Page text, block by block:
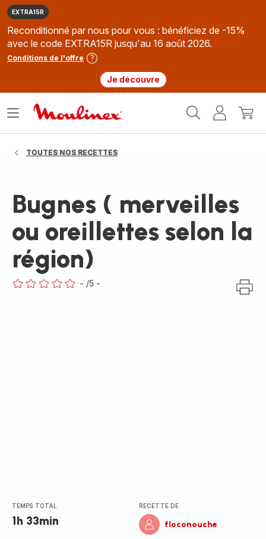
EXTRA15R
Reconditionné par nous pour vous : bénéficiez de -15%
avec le code EXTRA15R jusqu'au 16 août 2026.
Conditions de l'offre
Je découvre
MonMon
Ouvrir
TOUTES NOS RECETTES
Bugnes ( merveilles
ou oreillettes selon la
région)
- /5 -
TEMPS TOTAL
1h 33min
RECETTE DE
floconouche